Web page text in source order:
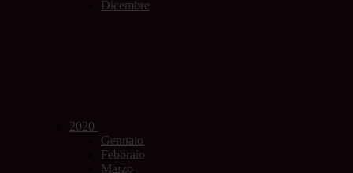
Dicembre
2020
Gennaio
Febbraio
Marzo